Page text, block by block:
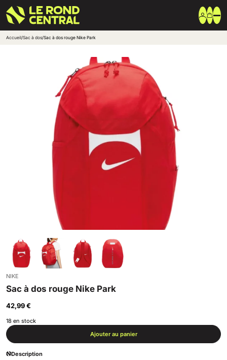
Haut de survêtement
Bas de survêtement
Shorts & Chaussettes
Vêtements techniques
Sac & Bagagerie
Accessoires entrainement
Créer une boutique club
Accueil/Sac à dos/Sac à dos rouge Nike Park
NIKE
Sac à dos rouge Nike Park
42,99 €
18 en stock
Ajouter au panier
Description